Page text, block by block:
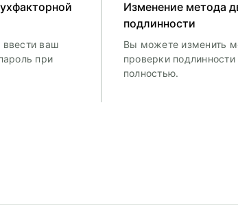
ввести ваш
при
Изменение метода
подлинности
Вы можете изменить
проверки подлинности
полностью.